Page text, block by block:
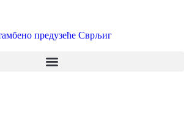
предузеће Сврљиг